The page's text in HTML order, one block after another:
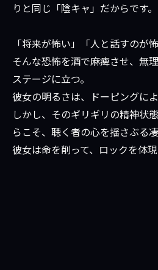
りと同じ「陰キャ」だからです。
「将来が怖い」「人と話すのが怖
そんな恐怖を酒で麻痺させ、無
ステージに立つ。
彼女の明るさは、ドーピングに
しかし、そのギリギリの精神状
らこそ、聴く者の心を揺さぶる
彼女は命を削って、ロックを体現